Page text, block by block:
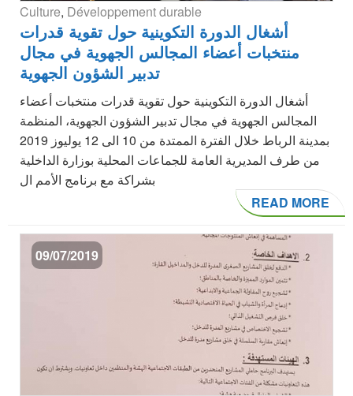
Culture, Développement durable
أشغال الدورة التكوينية حول تقوية قدرات
منتخبات أعضاء المجالس الجهوية في مجال
تدبير الشؤون الجهوية
أشغال الدورة التكوينية حول تقوية قدرات منتخبات أعضاء
المجالس الجهوية في مجال تدبير الشؤون الجهوية، المنظمة
بمدينة الرباط خلال الفترة الممتدة من 10 الى 12 يوليوز 2019
من طرف المديرية العامة للجماعات المحلية بوزارة الداخلية
بشراكة مع برنامج الأمم ال
READ MORE
09/07/2019